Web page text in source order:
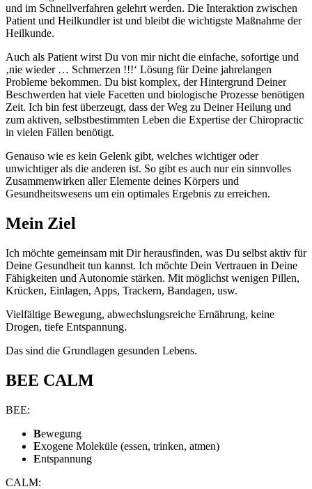
und im Schnellverfahren gelehrt werden. Die Interaktion zwischen
Patient und Heilkundler ist und bleibt die wichtigste Maßnahme der
Heilkunde.
Auch als Patient wirst Du von mir nicht die einfache, sofortige und
‚nie wieder … Schmerzen !!!‘ Lösung für Deine jahrelangen
Probleme bekommen. Du bist komplex, der Hintergrund Deiner
Beschwerden hat viele Facetten und biologische Prozesse benötigen
Zeit. Ich bin fest überzeugt, dass der Weg zu Deiner Heilung und
zum aktiven, selbstbestimmten Leben die Expertise der Chiropractic
in vielen Fällen benötigt.
Genauso wie es kein Gelenk gibt, welches wichtiger oder
unwichtiger als die anderen ist. So gibt es auch nur ein sinnvolles
Zusammenwirken aller Elemente deines Körpers und
Gesundheitswesens um ein optimales Ergebnis zu erreichen.
Mein Ziel
Ich möchte gemeinsam mit Dir herausfinden, was Du selbst aktiv für
Deine Gesundheit tun kannst. Ich möchte Dein Vertrauen in Deine
Fähigkeiten und Autonomie stärken. Mit möglichst wenigen Pillen,
Krücken, Einlagen, Apps, Trackern, Bandagen, usw.
Vielfältige Bewegung, abwechslungsreiche Ernährung, keine
Drogen, tiefe Entspannung.
Das sind die Grundlagen gesunden Lebens.
BEE CALM
BEE:
Bewegung
Exogene Moleküle (essen, trinken, atmen)
Entspannung
CALM: